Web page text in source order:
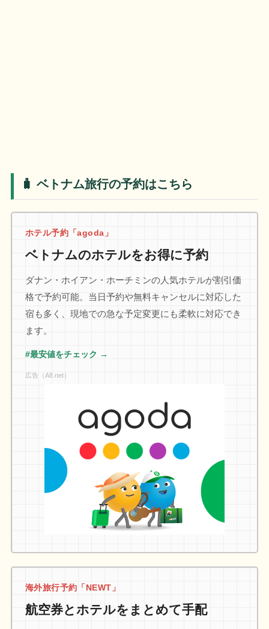
🧳 ベトナム旅行の予約はこちら
ホテル予約「agoda」
ベトナムのホテルをお得に予約
ダナン・ホイアン・ホーチミンの人気ホテルが割引価
格で予約可能。当日予約や無料キャンセルに対応した
宿も多く、現地での急な予定変更にも柔軟に対応でき
ます。
#最安値をチェック →
広告（A8.net）
海外旅行予約「NEWT」
航空券とホテルをまとめて手配